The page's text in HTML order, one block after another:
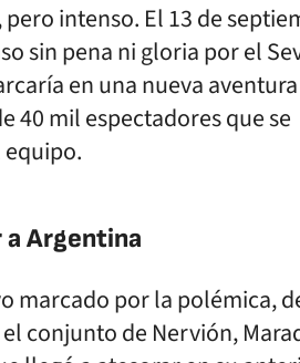
intenso. El 13 de
sin pena ni gloria por el
en una nueva
40 mil espectadores que se
equipo.
Argentina
marcado por la polémica,
conjunto de Nervión,